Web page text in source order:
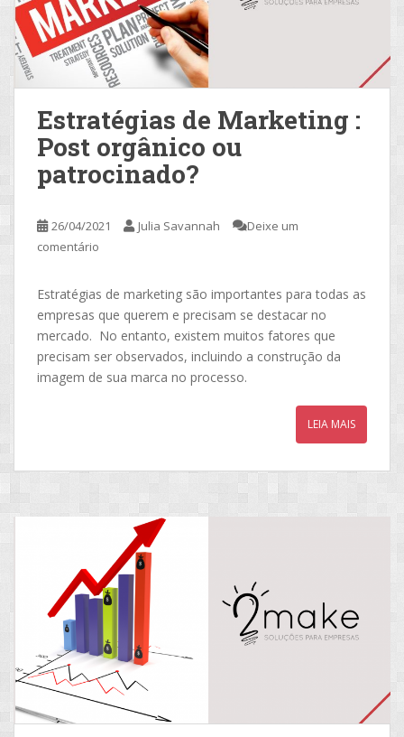
Estratégias de Marketing :
Post orgânico ou
patrocinado?
26/04/2021 Julia Savannah
Deixe um
comentário
Estratégias de marketing são importantes para todas as
empresas que querem e precisam se destacar no
mercado. No entanto, existem muitos fatores que
precisam ser observados, incluindo a construção da
imagem de sua marca no processo.
LEIA MAIS